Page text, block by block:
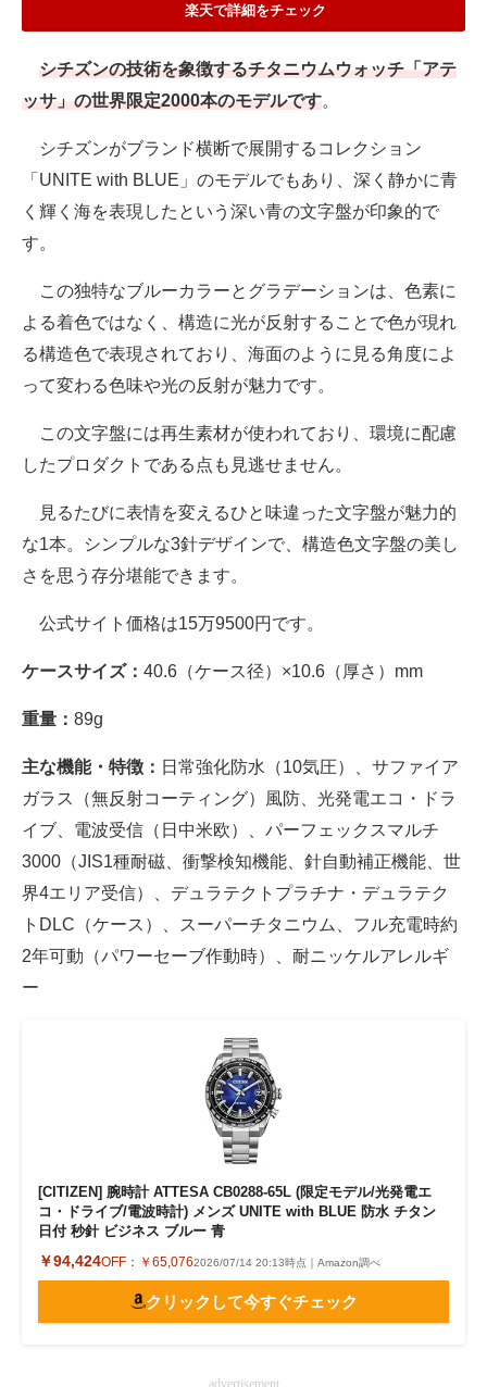
楽天で詳細をチェック
シチズンの技術を象徴するチタニウムウォッチ「アテ
ッサ」の世界限定2000本のモデルです。
シチズンがブランド横断で展開するコレクション
「UNITE with BLUE」のモデルでもあり、深く静かに青
く輝く海を表現したという深い青の文字盤が印象的で
す。
この独特なブルーカラーとグラデーションは、色素に
よる着色ではなく、構造に光が反射することで色が現れ
る構造色で表現されており、海面のように見る角度によ
って変わる色味や光の反射が魅力です。
この文字盤には再生素材が使われており、環境に配慮
したプロダクトである点も見逃せません。
見るたびに表情を変えるひと味違った文字盤が魅力的
な1本。シンプルな3針デザインで、構造色文字盤の美し
さを思う存分堪能できます。
公式サイト価格は15万9500円です。
ケースサイズ： 40.6（ケース径）×10.6（厚さ）mm
重量： 89g
主な機能・特徴： 日常強化防水（10気圧）、サファイア
ガラス（無反射コーティング）風防、光発電エコ・ドラ
イブ、電波受信（日中米欧）、パーフェックスマルチ
3000（JIS1種耐磁、衝撃検知機能、針自動補正機能、世
界4エリア受信）、デュラテクトプラチナ・デュラテク
トDLC（ケース）、スーパーチタニウム、フル充電時約
2年可動（パワーセーブ作動時）、耐ニッケルアレルギ
ー
[CITIZEN] 腕時計 ATTESA CB0288-65L (限定モデル/光発電エ
コ・ドライブ/電波時計) メンズ UNITE with BLUE 防水 チタン
日付 秒針 ビジネス ブルー 青
￥94,424OFF： ￥65,0762026/07/14 20:13時点｜Amazon調べ
クリックして今すぐチェック
advertisement